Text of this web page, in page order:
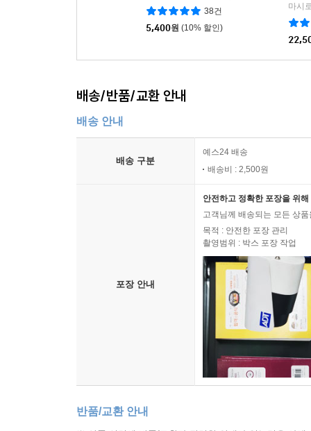
38건
5,400원 (10% 할인)
마시
배송/반품/교환 안내
배송 안내
배송 구분
예스24 배송
배송비 : 2,500원
포장 안내
안전하고 정확한 포장을 위
고객님께 배송되는 모든 상
목적 : 안전한 포장 관리
촬영범위 : 박스 포장 작업
반품/교환 안내